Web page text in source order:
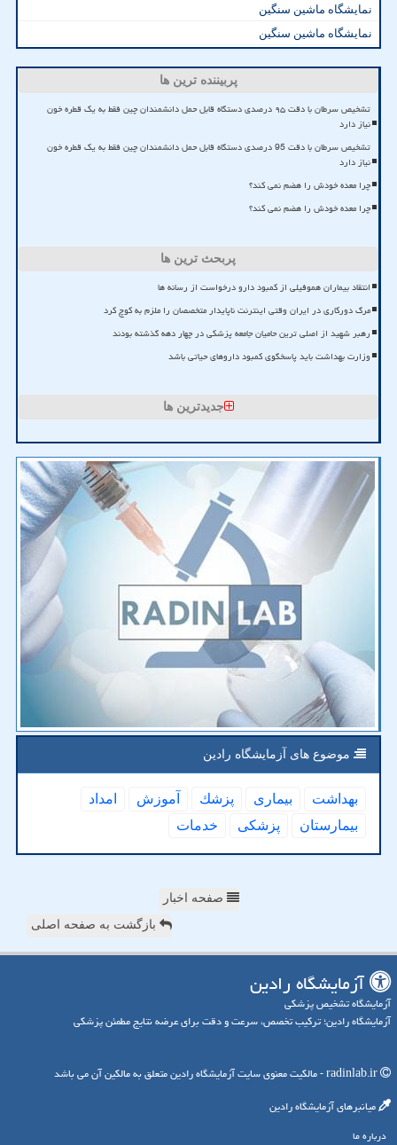
نمایشگاه ماشین سنگین
نمایشگاه ماشین سنگین
پربیننده ترین ها
تشخیص سرطان با دقت ۹۵ درصدی دستگاه قابل حمل دانشمندان چین فقط به یک قطره خون
نیاز دارد
تشخیص سرطان با دقت 95 درصدی دستگاه قابل حمل دانشمندان چین فقط به یک قطره خون
نیاز دارد
چرا معده خودش را هضم نمی کند؟
چرا معده خودش را هضم نمی کند؟
پربحث ترین ها
انتقاد بیماران هموفیلی از کمبود دارو درخواست از رسانه ها
مرگ دورکاری در ایران وقتی اینترنت ناپایدار متخصصان را ملزم به کوچ کرد
رهبر شهید از اصلی ترین حامیان جامعه پزشکی در چهار دهه گذشته بودند
وزارت بهداشت باید پاسخگوی کمبود داروهای حیاتی باشد
جدیدترین ها
موضوع های آزمایشگاه رادین
بهداشت بیماری پزشك آموزش
امداد
بیمارستان
پزشكی خدمات
صفحه اخبار
بازگشت به صفحه اصلی
آزمایشگاه رادین
آزمایشگاه تشخیص پزشکی
آزمایشگاه رادین؛ ترکیب تخصص، سرعت و دقت برای عرضه نتایج مطمئن پزشکی
میانبرهای آزمایشگاه رادین
درباره ما